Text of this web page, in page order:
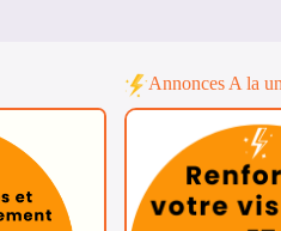
Annonces A la